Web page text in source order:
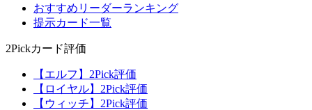
おすすめリーダーランキング
提示カード一覧
2Pickカード評価
【エルフ】2Pick評価
【ロイヤル】2Pick評価
【ウィッチ】2Pick評価